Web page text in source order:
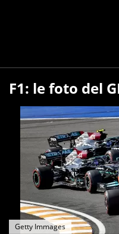
F1: le foto del
Getty Immages